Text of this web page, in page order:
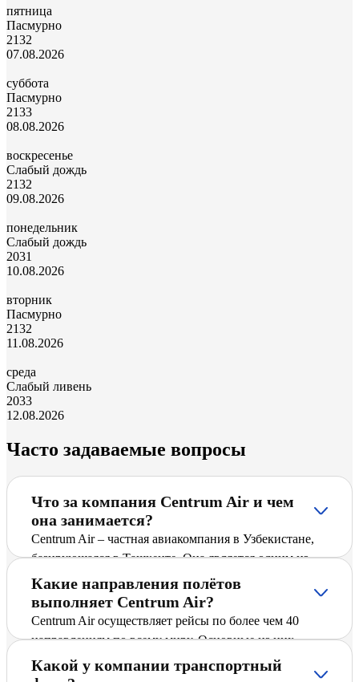
пятница
Пасмурно
2132
07.08.2026
суббота
Пасмурно
2133
08.08.2026
воскресенье
Слабый дождь
2132
09.08.2026
понедельник
Слабый дождь
2031
10.08.2026
вторник
Пасмурно
2132
11.08.2026
среда
Слабый ливень
2033
12.08.2026
Часто задаваемые вопросы
Что за компания Centrum Air и чем
она занимается?
Centrum Air – частная авиакомпания в Узбекистане,
базирующаяся в Ташкенте. Она является одним из
ведущих перевозчиков Узбекистана и предлагает
пассажирам регулярные и чартерные рейсы по
международным и внутренним направлениям,
включая Лахор – Тбилиси. Компания активно
направления и стремится обеспечить безопасный и
Какие направления полётов
выполняет Centrum Air?
Centrum Air осуществляет рейсы по более чем 40
направлениям по всему миру. Основные из них
включают крупные международные города и
популярные туристические направления. Детальное
Какой у компании транспортный